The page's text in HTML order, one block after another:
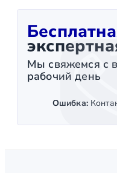
Мы свяжемся с
рабочий день
Ошибка: